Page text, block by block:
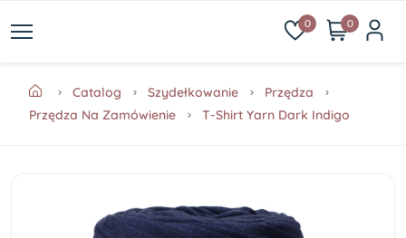
0 0
Catalog Szydełkowanie
Przędza
Przędza Na Zamówienie
T-Shirt Yarn Dark Indigo